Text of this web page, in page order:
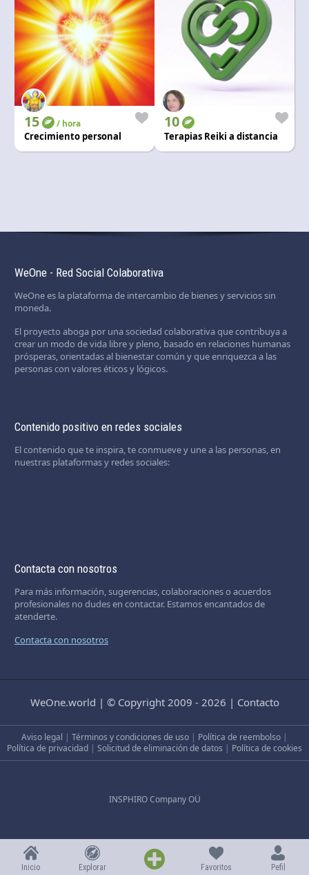
Inicio Explorar Favoritos Pefil
15 / hora
Crecimiento personal
10
Terapias Reiki a distancia
WeOne - Red Social Colaborativa
WeOne es la plataforma de intercambio de bienes y servicios sin
moneda.
El proyecto aboga por una sociedad colaborativa que contribuya a
crear un modo de vida libre y pleno, basado en relaciones humanas
prósperas, orientadas al bienestar común y que enriquezca a las
personas con valores éticos y lógicos.
Contenido positivo en redes sociales
El contenido que te inspira, te conmueve y une a las personas, en
nuestras plataformas y redes sociales:
Contacta con nosotros
Para más información, sugerencias, colaboraciones o acuerdos
profesionales no dudes en contactar. Estamos encantados de
atenderte.
Contacta con nosotros
WeOne.world | © Copyright 2009 - 2026 | Contacto
Aviso legal | Términos y condiciones de uso | Política de reembolso |
Política de privacidad | Solicitud de eliminación de datos | Política de cookies
INSPHIRO Company OÜ